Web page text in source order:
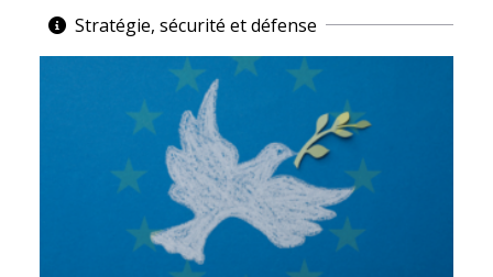
Stratégie, sécurité et défense